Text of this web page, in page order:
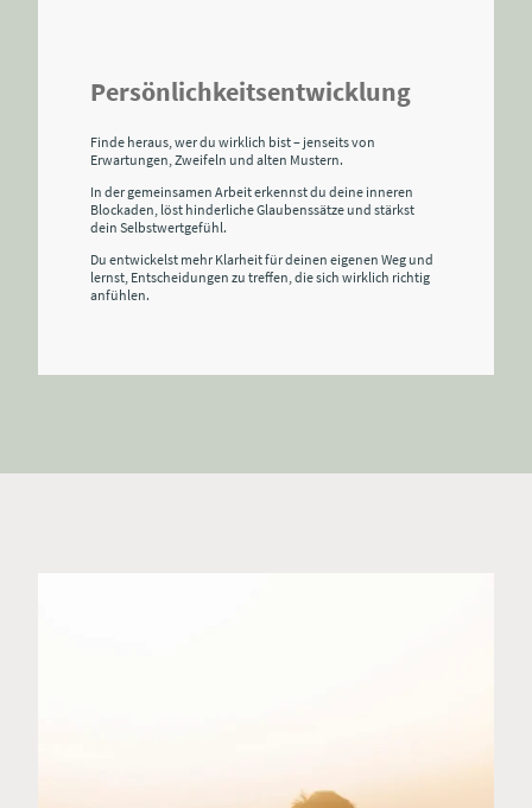
Persönlichkeitsentwicklung
Finde heraus, wer du wirklich bist – jenseits von
Erwartungen, Zweifeln und alten Mustern.
In der gemeinsamen Arbeit erkennst du deine inneren
Blockaden, löst hinderliche Glaubenssätze und stärkst
dein Selbstwertgefühl.
Du entwickelst mehr Klarheit für deinen eigenen Weg und
lernst, Entscheidungen zu treffen, die sich wirklich richtig
anfühlen.